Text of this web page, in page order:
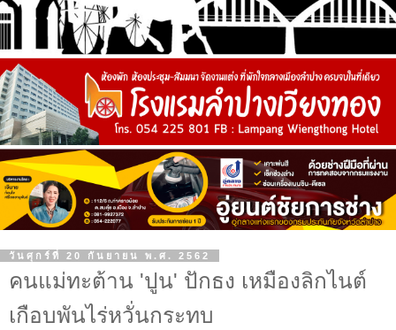
วันศุกร์ที่ 20 กันยายน พ.ศ. 2562
คนแม่ทะต้าน 'ปูน' ปักธง เหมืองลิกไนต์
เกือบพันไร่หวั่นกระทบ